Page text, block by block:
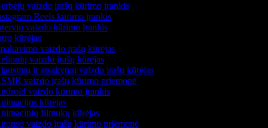
vaizdo įrašų kūrimo įrankis
Reels kūrimo įrankis
vaizdo kūrimo įrankis
kūrėjas
vaizdo įrašų kūrėjas
vaizdo įrašų kūrėjas
ir atsakymų vaizdo įrašų kūrėjas
vaizdo įrašų kūrimo priemonė
vaizdo kūrimo įrankis
kūrėjas
filmukų kūrėjas
vaizdo įrašų kūrimo priemonė